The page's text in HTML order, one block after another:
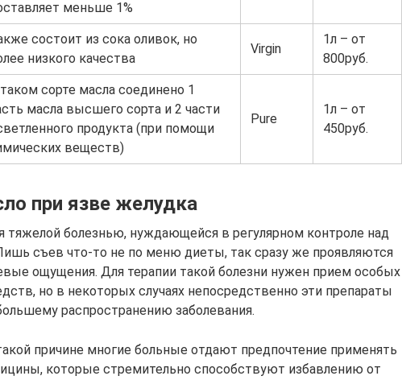
меньше 1%
состоит из сока оливок, но
низкого качества
Virgin
1л – от
800руб.
сорте масла соединено 1
масла высшего сорта и 2 части
продукта (при помощи
веществ)
Pure
1л – от
450руб.
при язве желудка
тяжелой болезнью, нуждающейся в регулярном контроле над
съев что-то не по меню диеты, так сразу же проявляются
ощущения. Для терапии такой болезни нужен прием особых
но в некоторых случаях непосредственно эти препараты
распространению заболевания.
причине многие больные отдают предпочтение применять
которые стремительно способствуют избавлению от